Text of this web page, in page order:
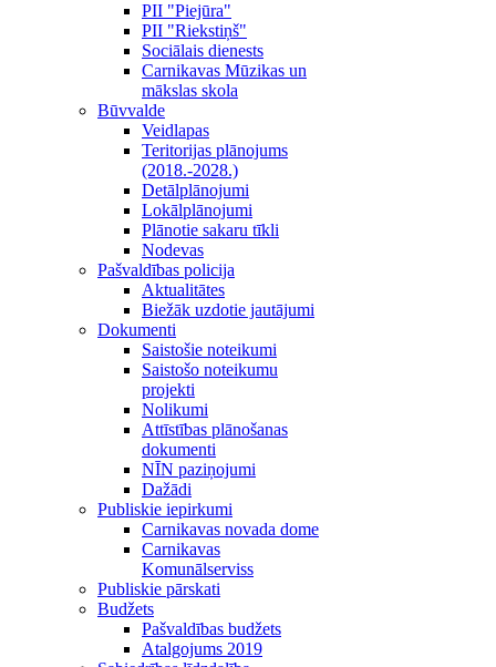
PII "Piejūra"
PII "Riekstiņš"
Sociālais dienests
Carnikavas Mūzikas un
mākslas skola
Būvvalde
Veidlapas
Teritorijas plānojums
(2018.-2028.)
Detālplānojumi
Lokālplānojumi
Plānotie sakaru tīkli
Nodevas
Pašvaldības policija
Aktualitātes
Biežāk uzdotie jautājumi
Dokumenti
Saistošie noteikumi
Saistošo noteikumu
projekti
Nolikumi
Attīstības plānošanas
dokumenti
NĪN paziņojumi
Dažādi
Publiskie iepirkumi
Carnikavas novada dome
Carnikavas
Komunālserviss
Publiskie pārskati
Budžets
Pašvaldības budžets
Atalgojums 2019